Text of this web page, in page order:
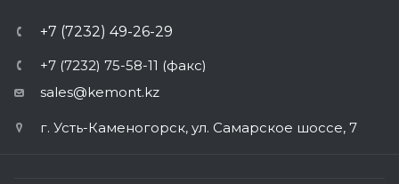
+7 (7232) 49-26-29
+7 (7232) 75-58-11 (факс)
sales@kemont.kz
г. Усть-Каменогорск, ул. Самарское шоссе, 7